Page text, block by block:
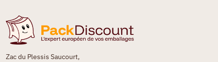
Zac du Plessis Saucourt,